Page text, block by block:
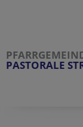
PASTORALE